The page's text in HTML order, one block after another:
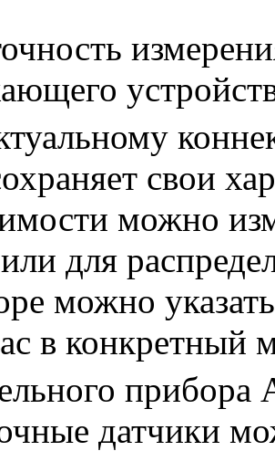
свои
можно
для
можно
в конкретный
датчики